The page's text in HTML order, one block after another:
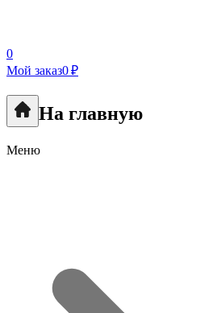
0
Мой заказ0 ₽
На главную
Меню